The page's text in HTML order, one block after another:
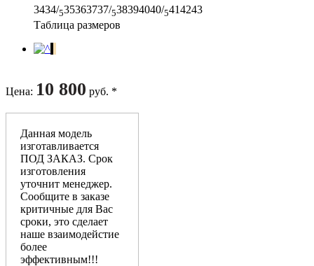
3434/535363737/538394040/5414243
Таблица размеров
Цена: 10 800 руб. *
Данная модель
изготавливается
ПОД ЗАКАЗ. Срок
изготовления
уточнит менеджер.
Сообщите в заказе
критичные для Вас
сроки, это сделает
наше взаимодейстие
более
эффективным!!!